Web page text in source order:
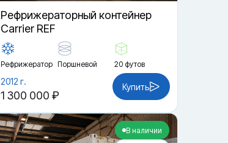
Рефрижераторный контейнер
Carrier REF
Рефрижератор Поршневой 20 футов
2012 г.
1 300 000 ₽
Купить
В наличии